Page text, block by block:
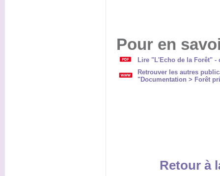
Pour en
Lire "L'Echo de la Forêt" -
Retrouver les autres
"Documentation > Forêt
Retour à